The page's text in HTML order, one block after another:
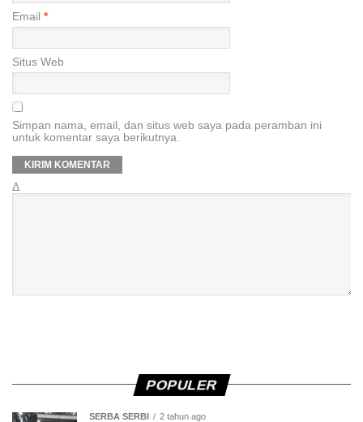
Email *
Situs Web
Simpan nama, email, dan situs web saya pada peramban ini
untuk komentar saya berikutnya.
Δ
POPULER
SERBA SERBI 2 tahun ago